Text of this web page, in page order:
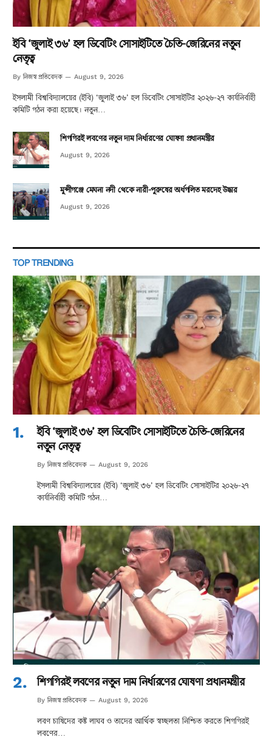
ইবি ‘জুলাই ৩৬’ হল ডিবেটিং সোসাইটিতে চৈতি-জেরিনের নতুন
নেতৃত্ব
By নিজস্ব প্রতিবেদক August 9, 2026
ইসলামী বিশ্ববিদ্যালয়ের (ইবি) ‘জুলাই ৩৬’ হল ডিবেটিং সোসাইটির ২০২৬-২৭ কার্যনির্বাহী
কমিটি গঠন করা হয়েছে। নতুন…
শিগগিরই লবণের নতুন দাম নির্ধারণের ঘোষণা প্রধানমন্ত্রীর
August 9, 2026
মুন্সীগঞ্জে মেঘনা নদী থেকে নারী-পুরুষের অর্ধগলিত মরদেহ উদ্ধার
August 9, 2026
TOP TRENDING
ইবি ‘জুলাই ৩৬’ হল ডিবেটিং সোসাইটিতে চৈতি-জেরিনের
নতুন নেতৃত্ব
By নিজস্ব প্রতিবেদক August 9, 2026
ইসলামী বিশ্ববিদ্যালয়ের (ইবি) ‘জুলাই ৩৬’ হল ডিবেটিং সোসাইটির ২০২৬-২৭
কার্যনির্বাহী কমিটি গঠন…
শিগগিরই লবণের নতুন দাম নির্ধারণের ঘোষণা প্রধানমন্ত্রীর
By নিজস্ব প্রতিবেদক August 9, 2026
লবণ চাষিদের কষ্ট লাঘব ও তাদের আর্থিক স্বচ্ছলতা নিশ্চিত করতে শিগগিরই
লবণের…